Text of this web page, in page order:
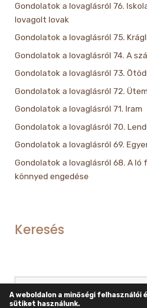
Gondolatok a lovaglásról 76.
lovagolt lovak
Gondolatok a lovaglásról 75.
Gondolatok a lovaglásról 74. A
Gondolatok a lovaglásról 73.
Gondolatok a lovaglásról 72.
Gondolatok a lovaglásról 71. Iram
Gondolatok a lovaglásról 70.
Gondolatok a lovaglásról 69.
Gondolatok a lovaglásról 68. A ló
könnyed engedése
Keresés
Keresés
A weboldalon a minőségi felhasználói
sütiket használunk.